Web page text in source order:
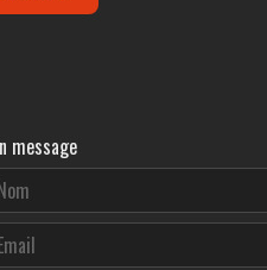
message